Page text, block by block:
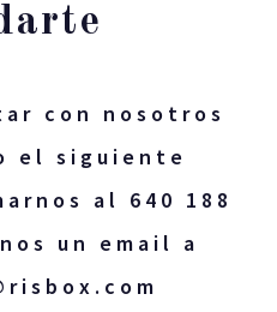
con nosotros
el siguiente
al 640 188
un email a